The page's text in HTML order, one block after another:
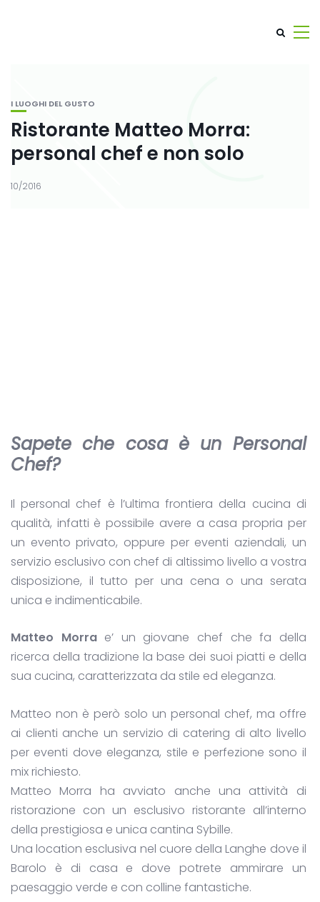
I LUOGHI DEL GUSTO
Ristorante Matteo Morra:
personal chef e non solo
10/2016
Sapete che cosa è un Personal
Chef?
Il personal chef è l’ultima frontiera della cucina di
qualità, infatti è possibile avere a casa propria per
un evento privato, oppure per eventi aziendali, un
servizio esclusivo con chef di altissimo livello a vostra
disposizione, il tutto per una cena o una serata
unica e indimenticabile.
Matteo Morrae’ un giovane chef che fa della
ricerca della tradizione la base dei suoi piatti e della
sua cucina, caratterizzata da stile ed eleganza.
Matteo non è però solo un personal chef, ma offre
ai clienti anche un servizio di catering di alto livello
per eventi dove eleganza, stile e perfezione sono il
mix richiesto.
Matteo Morra ha avviato anche una attività di
ristorazione con un esclusivo ristorante all’interno
della prestigiosa e unica cantina Sybille.
Una location esclusiva nel cuore della Langhe dove il
Barolo è di casa e dove potrete ammirare un
paesaggio verde e con colline fantastiche.